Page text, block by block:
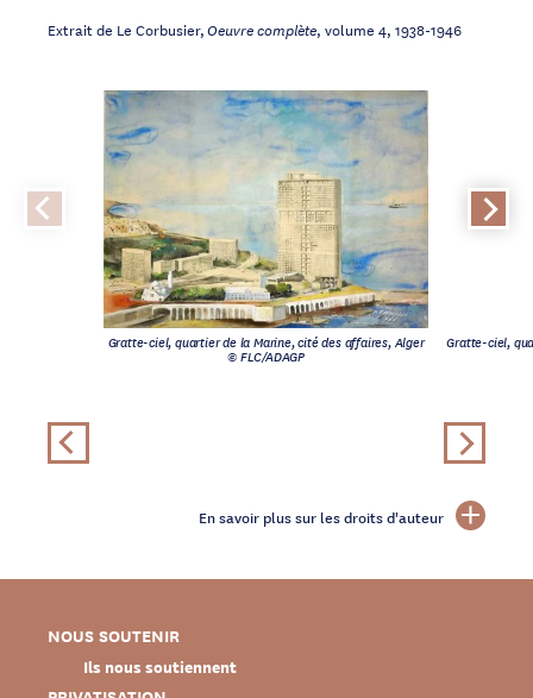
Extrait de Le Corbusier,Oeuvre complète, volume 4, 1938-1946
Gratte-ciel, quartier de la Marine, cité des affaires, Alger
© FLC/ADAGP
Gratte-ciel,
En savoir plus sur les droits d'auteur
NOUS SOUTENIR
Ils nous soutiennent